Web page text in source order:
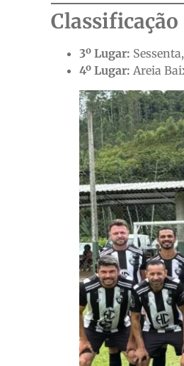
3º Lugar:
4º Lugar: Areia